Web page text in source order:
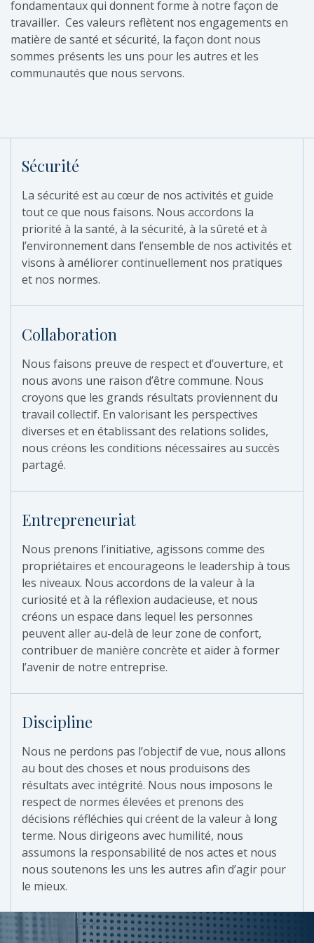
fondamentaux qui donnent forme à notre façon de
travailler. Ces valeurs reflètent nos engagements en
matière de santé et sécurité, la façon dont nous
sommes présents les uns pour les autres et les
communautés que nous servons.
Sécurité
La sécurité est au cœur de nos activités et guide
tout ce que nous faisons. Nous accordons la
priorité à la santé, à la sécurité, à la sûreté et à
l’environnement dans l’ensemble de nos activités et
visons à améliorer continuellement nos pratiques
et nos normes.
Collaboration
Nous faisons preuve de respect et d’ouverture, et
nous avons une raison d’être commune. Nous
croyons que les grands résultats proviennent du
travail collectif. En valorisant les perspectives
diverses et en établissant des relations solides,
nous créons les conditions nécessaires au succès
partagé.
Entrepreneuriat
Nous prenons l’initiative, agissons comme des
propriétaires et encourageons le leadership à tous
les niveaux. Nous accordons de la valeur à la
curiosité et à la réflexion audacieuse, et nous
créons un espace dans lequel les personnes
peuvent aller au-delà de leur zone de confort,
contribuer de manière concrète et aider à former
l’avenir de notre entreprise.
Discipline
Nous ne perdons pas l’objectif de vue, nous allons
au bout des choses et nous produisons des
résultats avec intégrité. Nous nous imposons le
respect de normes élevées et prenons des
décisions réfléchies qui créent de la valeur à long
terme. Nous dirigeons avec humilité, nous
assumons la responsabilité de nos actes et nous
nous soutenons les uns les autres afin d’agir pour
le mieux.